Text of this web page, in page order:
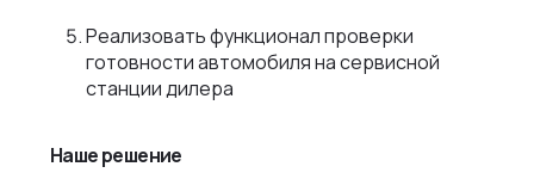
Реализовать функционал проверки
готовности автомобиля на сервисной
станции дилера
Наше решение